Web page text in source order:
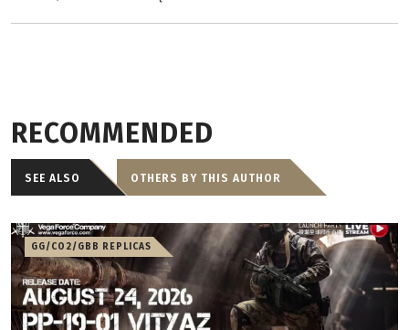
RECOMMENDED
SEE ALSO OTHERS BY THIS AUTHOR
GG/CO2/GBB REPLICAS